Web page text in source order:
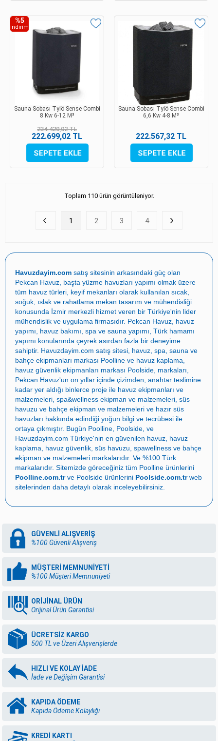
%5
indirim
Sauna Sobası Tylö Sense Combi
8 Kw 6-12 M³
234.420,02 TL
222.699,02 TL
Sauna Sobası Tylö Sense Combi
6,6 Kw 4-8 M³
222.567,32 TL
Toplam 110 ürün görüntüleniyor.
1 2 3 4
Havuzdayim.com satış sitesinin arkasındaki güç olan
Pekcan Havuz , başta yüzme havuzları yapımı olmak üzere
tüm havuz türleri, keyif mekanları olarak kullanılan sıcak,
soğuk, ıslak ve rahatlama mekan tasarım ve mühendisliği
konusunda İzmir merkezli hizmet veren bir Türkiye'nin lider
mühendislik ve uygulama firmasıdır. Pekcan Havuz havuz
yapımı
havuz bakımı spa ve sauna yapımı Türk hamamı
yapımı konularında çeyrek asırdan fazla bir deneyime
sahiptir. Havuzdayim.com satış sitesi, havuz, spa, sauna ve
bahçe ekipmanları markası Poolline ve havuz kaplama,
havuz güvenlik ekipmanları markası Poolside , markaları,
Pekcan Havuz'un on yıllar içinde çizimden, anahtar teslimine
kadar yer aldığı binlerce proje ile havuz ekipmanları ve
malzemeleri spa&wellness ekipman ve malzemeleri süs
havuzu ve bahçe ekipman ve malzemeleri ve hazır süs
havuzları hakkında edindiği yoğun bilgi ve tecrübesi ile
ortaya çıkmıştır. Bugün Poolline Poolside , ve
Havuzdayim.com Türkiye'nin en güvenilen havuz havuz
kaplama
havuz güvenlik süs havuzu spawellness ve bahçe
ekipman ve malzemeleri markalarıdır. Ve %100 Türk
markalarıdır. Sitemizde göreceğiniz tüm Poolline ürünlerini
Poolline.com.trve Poolside ürünlerini Poolside.com.trweb
sitelerinden daha detaylı olarak inceleyebilirsiniz.
GÜVENLİ ALIŞVERİŞ
%100 Güvenli Alışveriş
MÜŞTERİ MEMNUNİYETİ
%100 Müşteri Memnuniyeti
ORİJİNAL ÜRÜN
Orijinal Ürün Garantisi
ÜCRETSİZ KARGO
500 TL ve Üzeri Alışverişlerde
HIZLI VE KOLAY İADE
İade ve Değişim Garantisi
KAPIDA ÖDEME
Kapıda Ödeme Kolaylığı
KREDİ KARTI